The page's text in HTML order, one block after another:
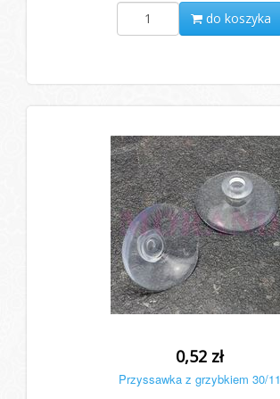
do koszyka
0,52 zł
Przyssawka z grzybkiem 30/11